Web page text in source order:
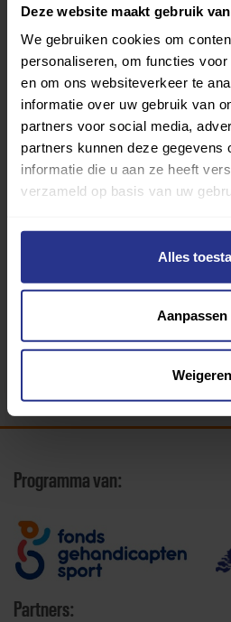
Deze website maakt gebruik
We gebruiken cookies om
personaliseren, om functies
en om ons websiteverkeer te
informatie over uw gebruik van
partners voor social media,
partners kunnen deze gegevens
informatie die u aan ze heeft
verzameld op basis van uw
Alles
Aanpassen
Weigeren
de beoordelingen zijn
beantwoord. Uniek Sporten is
Programma van:
Partners: